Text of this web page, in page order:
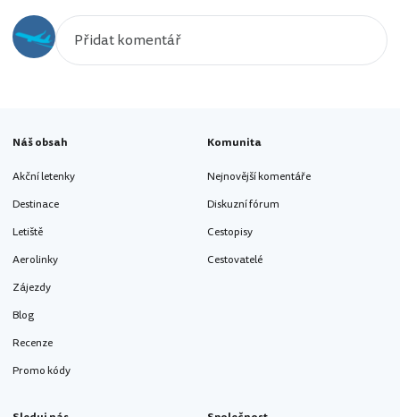
Náš obsah
Akční letenky
Destinace
Letiště
Aerolinky
Zájezdy
Blog
Recenze
Promo kódy
Komunita
Nejnovější komentáře
Diskuzní fórum
Cestopisy
Cestovatelé